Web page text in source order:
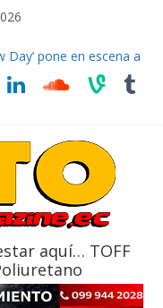
a la hora de
Day’ pone en escena a
recorre 7 provincias en 8
cubrir las rutas de La
aquí… TOFF